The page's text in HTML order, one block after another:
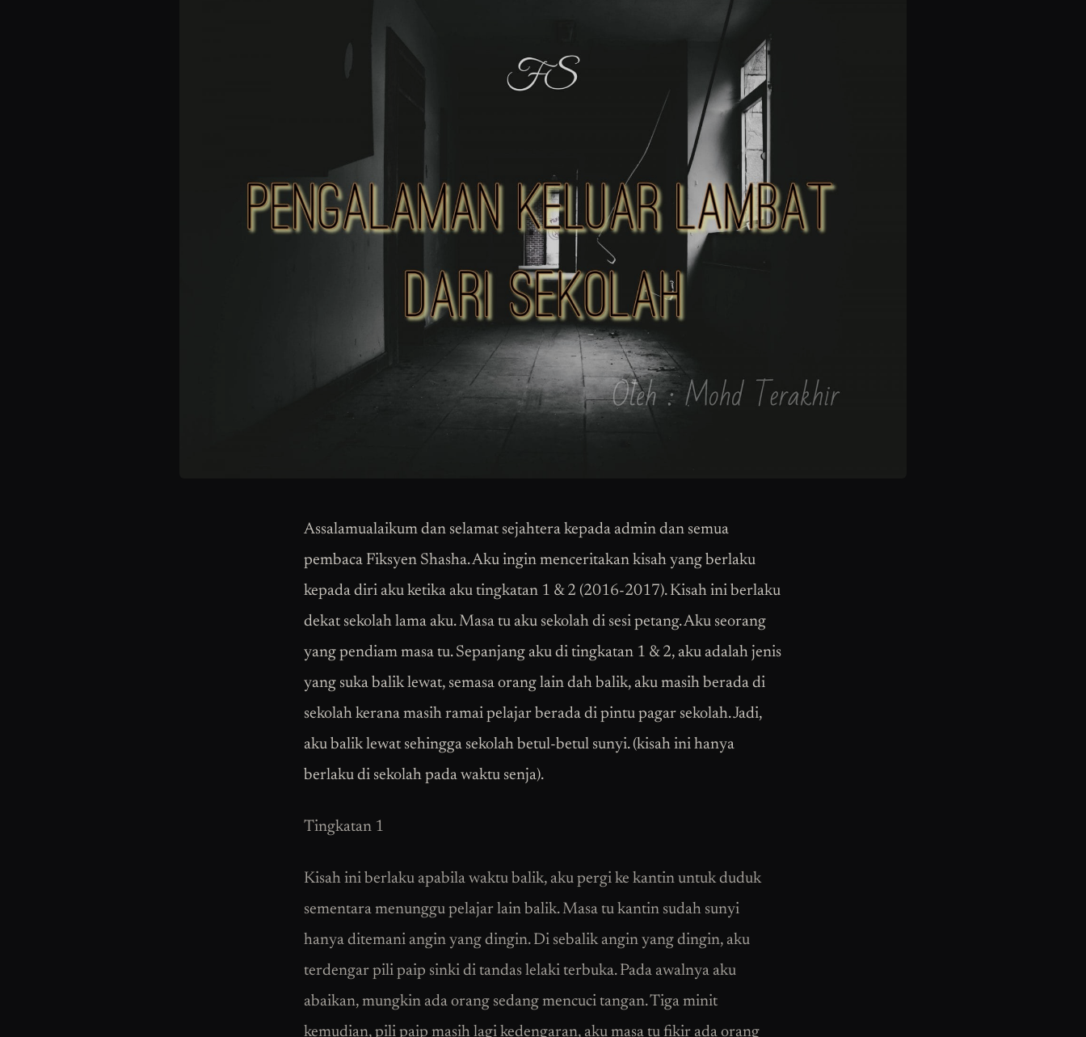
Assalamualaikum dan selamat sejahtera kepada admin dan semua
pembaca Fiksyen Shasha. Aku ingin menceritakan kisah yang berlaku
kepada diri aku ketika aku tingkatan 1 & 2 (2016-2017). Kisah ini berlaku
dekat sekolah lama aku. Masa tu aku sekolah di sesi petang. Aku seorang
yang pendiam masa tu. Sepanjang aku di tingkatan 1 & 2, aku adalah jenis
yang suka balik lewat, semasa orang lain dah balik, aku masih berada di
sekolah kerana masih ramai pelajar berada di pintu pagar sekolah. Jadi,
aku balik lewat sehingga sekolah betul-betul sunyi. (kisah ini hanya
berlaku di sekolah pada waktu senja).
Tingkatan 1
Kisah ini berlaku apabila waktu balik, aku pergi ke kantin untuk duduk
sementara menunggu pelajar lain balik. Masa tu kantin sudah sunyi
hanya ditemani angin yang dingin. Di sebalik angin yang dingin, aku
terdengar pili paip sinki di tandas lelaki terbuka. Pada awalnya aku
abaikan, mungkin ada orang sedang mencuci tangan. Tiga minit
kemudian, pili paip masih lagi kedengaran, aku masa tu fikir ada orang